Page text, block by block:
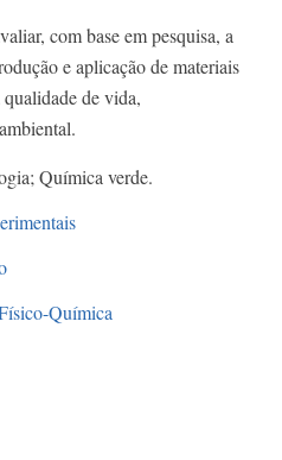
com base em pesquisa, a
e aplicação de materiais
de vida,
Química verde.
Química